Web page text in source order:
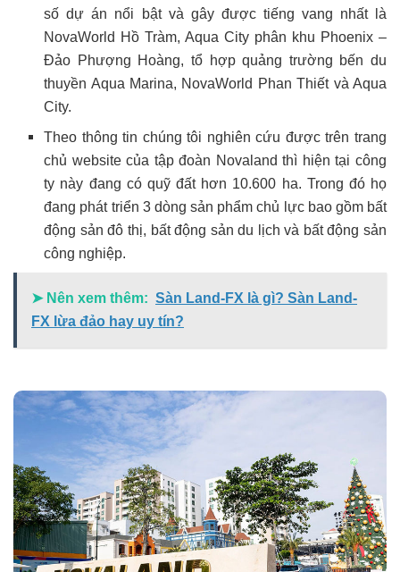
số dự án nổi bật và gây được tiếng vang nhất là
NovaWorld Hồ Tràm, Aqua City phân khu Phoenix –
Đảo Phượng Hoàng, tổ hợp quảng trường bến du
thuyền Aqua Marina, NovaWorld Phan Thiết và Aqua
City.
Theo thông tin chúng tôi nghiên cứu được trên trang
chủ website của tập đoàn Novaland thì hiện tại công
ty này đang có quỹ đất hơn 10.600 ha. Trong đó họ
đang phát triển 3 dòng sản phẩm chủ lực bao gồm bất
động sản đô thị, bất động sản du lịch và bất động sản
công nghiệp.
➤ Nên xem thêm: Sàn Land-FX là gì? Sàn Land-
FX lừa đảo hay uy tín?